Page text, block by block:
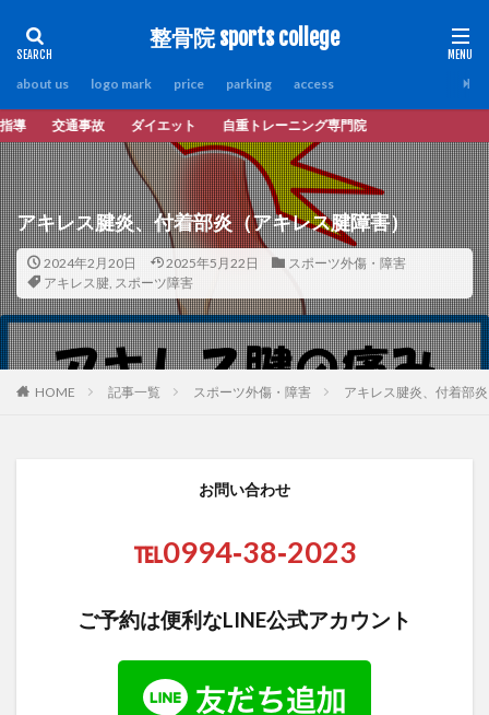
整骨院 sports college
about us logo mark price parking access
重トレーニング専門院
アキレス腱炎、付着部炎（アキレス腱障害）
2024年2月20日 2025年5月22日
スポーツ外傷・障害
アキレス腱, スポーツ障害
HOME 記事一覧 スポーツ外傷・障害 アキレス腱炎、付着部
お問い合わせ
℡0994‐38‐2023
ご予約は便利なLINE公式アカウント